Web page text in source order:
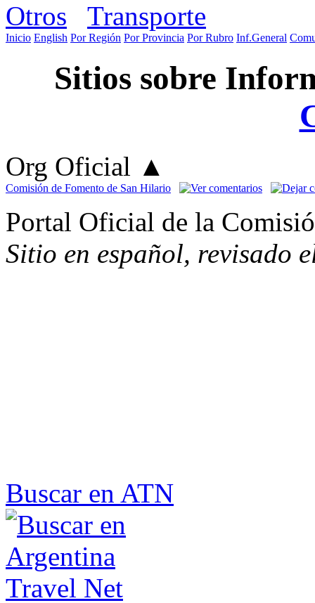
Otros
Transporte
Inicio English Por Región Por Provincia Por Rubro Inf.General
Sitios sobre
Org Oficial ▲
Comisión de Fomento de San Hilario
Portal Oficial de la
Sitio en español, revisado
Buscar en ATN